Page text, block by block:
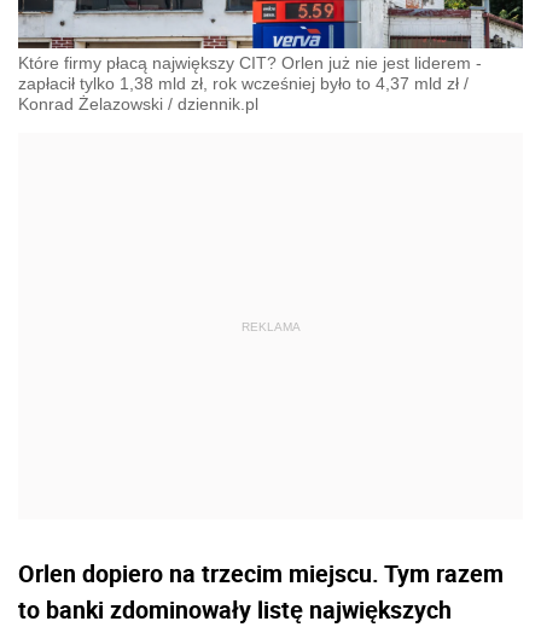
Które firmy płacą największy CIT? Orlen już nie jest liderem -
zapłacił tylko 1,38 mld zł, rok wcześniej było to 4,37 mld zł /
Konrad Żelazowski / dziennik.pl
Orlen dopiero na trzecim miejscu. Tym razem
to banki zdominowały listę największych